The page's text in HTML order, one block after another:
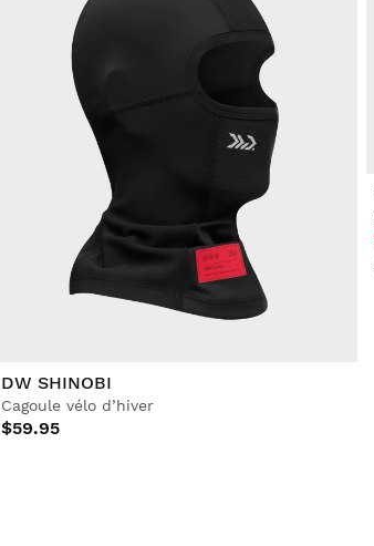
DW SHINOBI
Cagoule vélo d’hiver
$59.95